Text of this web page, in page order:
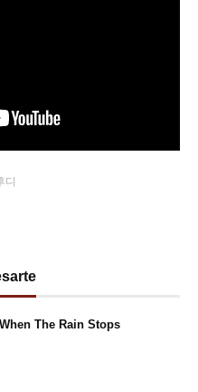
디
The Rain Stops